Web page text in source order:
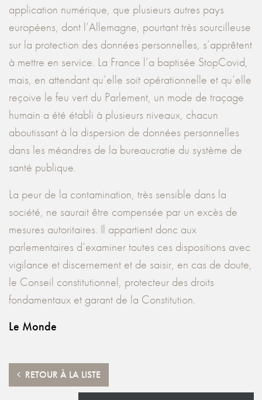
application numérique, que plusieurs autres pays
européens, dont l’Allemagne, pourtant très sourcilleuse
sur la protection des données personnelles, s’apprêtent
à mettre en service. La France l’a baptisée StopCovid,
mais, en attendant qu’elle soit opérationnelle et qu’elle
reçoive le feu vert du Parlement, un mode de traçage
humain a été établi à plusieurs niveaux, chacun
aboutissant à la dispersion de données personnelles
dans les méandres de la bureaucratie du système de
santé publique.
La peur de la contamination, très sensible dans la
société, ne saurait être compensée par un excès de
mesures autoritaires. Il appartient donc aux
parlementaires d’examiner toutes ces dispositions avec
vigilance et discernement et de saisir, en cas de doute,
le Conseil constitutionnel, protecteur des droits
fondamentaux et garant de la Constitution.
Le Monde
RETOUR À LA LISTE